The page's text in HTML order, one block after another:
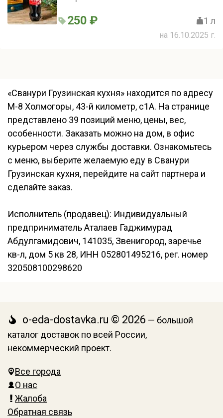
250 ₽ 1 л
на 16.10.2025 г.
«Сванури Грузинская кухня» находится по адресу
М-8 Холмогоры, 43-й километр, с1А. На странице
представлено 39 позиций меню, цены, вес,
особенности. Заказать можно на дом, в офис
курьером через службы доставки. Ознакомьтесь
с меню, выберите желаемую еду в Сванури
Грузинская кухня, перейдите на сайт партнера и
сделайте заказ.
Исполнитель (продавец): Индивидуальный
предприниматель Аталаев Гаджимурад
Абдулгамидович, 141035, Звенигород, заречье
кв-л, дом 5 кв 28, ИНН 052801495216, рег. номер
320508100298620
o-eda-dostavka.ru © 2026 — большой
каталог доставок по всей России,
некоммерческий проект.
Все города
О нас
Жалоба
Обратная связь